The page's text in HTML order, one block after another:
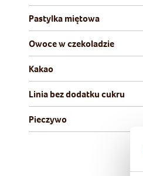
Pastylka miętowa
Owoce w czekoladzie
Kakao
Linia bez dodatku cukru
Pieczywo